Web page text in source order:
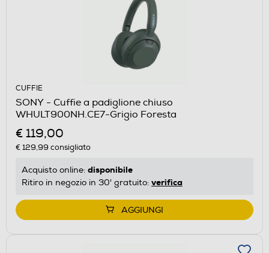
CUFFIE
SONY - Cuffie a padiglione chiuso
WHULT900NH.CE7-Grigio Foresta
€ 119,00
€ 129,99 consigliato
Acquisto online: disponibile
Ritiro in negozio in 30' gratuito: verifica
AGGIUNGI